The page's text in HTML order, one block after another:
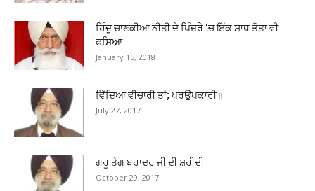
ਹਿੰਦੂ ਚਾਣਕੀਆ ਨੀਤੀ ਦੇ ਪਿੰਜਰੇ ‘ਚ ਇੱਕ ਸਾਧ ਤੋਤਾ ਵੀ
ਫਸਿਆ
January 15, 2018
ਵਿੱਦਿਆ ਵੀਚਾਰੀ ਤਾਂ; ਪਰਉਪਕਾਰੀ॥
July 27, 2017
ਗੁਰੂ ਤੇਗ ਬਹਾਦਰ ਜੀ ਦੀ ਸ਼ਹੀਦੀ
October 29, 2017